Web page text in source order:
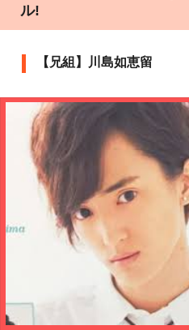
ル!
【兄組】川島如恵留